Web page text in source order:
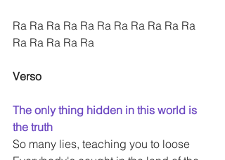
Ra Ra Ra Ra Ra Ra Ra Ra Ra Ra Ra
Ra Ra Ra Ra Ra
Verso
The only thing hidden in this world is
the truth
So many lies, teaching you to loose